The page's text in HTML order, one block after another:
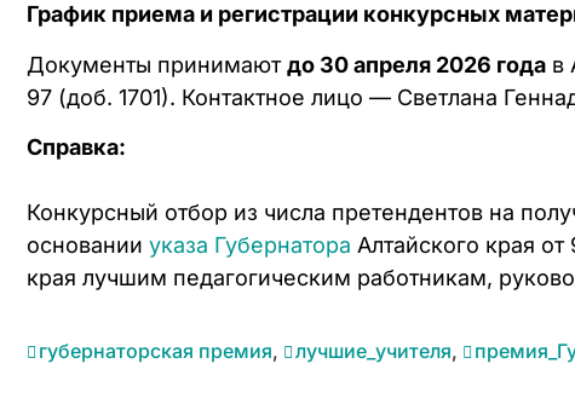
График приема и регистрации конкурсных
Документы принимаютдо 30 апреля 2026 года в
97 (доб. 1701). Контактное лицо — Светлана
Справка:
Конкурсный отбор из числа претендентов на
основании указа Губернатора Алтайского края
края лучшим педагогическим работникам,
губернаторская премия, лучшие_учителя,